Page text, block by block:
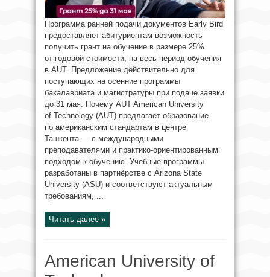
Программа ранней подачи документов Early Bird
предоставляет абитуриентам возможность
получить грант на обучение в размере 25%
от годовой стоимости, на весь период обучения
в AUT. Предложение действительно для
поступающих на осенние программы
бакалавриата и магистратуры при подаче заявки
до 31 мая. Почему AUT American University
of Technology (AUT) предлагает образование
по американским стандартам в центре
Ташкента — с международными
преподавателями и практико-ориентированным
подходом к обучению. Учебные программы
разработаны в партнёрстве с Arizona State
University (ASU) и соответствуют актуальным
требованиям, ...
Читать далее »
American University of